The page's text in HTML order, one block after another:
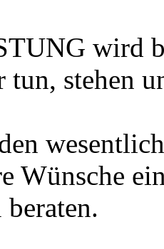
wird
tun, stehen
Wünsche